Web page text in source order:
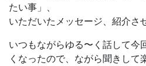
たい事」、
いただいたメッセージ、紹介さ
いつもながらゆる〜く話して今
くなったので、ながら聞きして